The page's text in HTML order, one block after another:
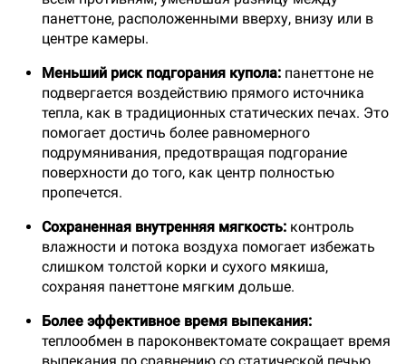
панеттоне, расположенными вверху, внизу или в
центре камеры.
Меньший риск подгорания купола: панеттоне не
подвергается воздействию прямого источника
тепла, как в традиционных статических печах. Это
помогает достичь более равномерного
подрумянивания, предотвращая подгорание
поверхности до того, как центр полностью
пропечется.
Сохраненная внутренняя мягкость: контроль
влажности и потока воздуха помогает избежать
слишком толстой корки и сухого мякиша,
сохраняя панеттоне мягким дольше.
Более эффективное время выпекания:
теплообмен в пароконвектомате сокращает время